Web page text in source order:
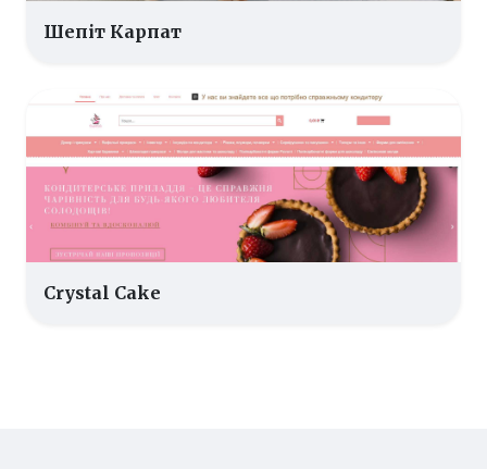
Шепіт Карпат
Crystal Cake